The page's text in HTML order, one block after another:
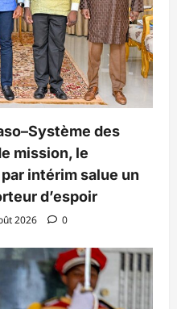
des
mission, le
intérim salue un
d’espoir
2026 0